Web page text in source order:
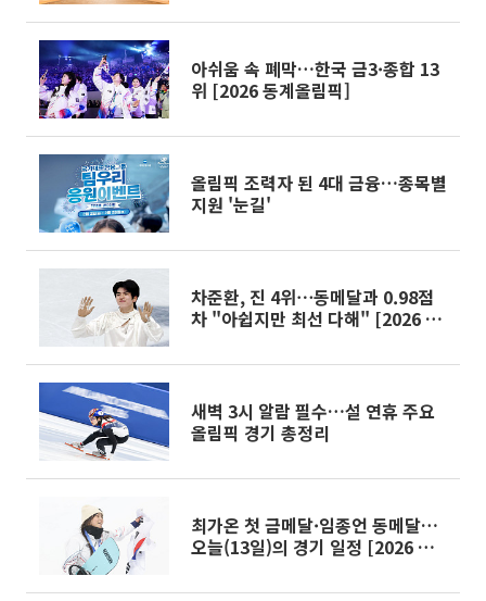
아쉬움 속 폐막…한국 금3·종합 13
위 [2026 동계올림픽]
올림픽 조력자 된 4대 금융…종목별
지원 '눈길'
차준환, 진 4위⋯동메달과 0.98점
차 "아쉽지만 최선 다해" [2026 동
새벽 3시 알람 필수…설 연휴 주요
올림픽 경기 총정리
최가온 첫 금메달·임종언 동메달…
오늘(13일)의 경기 일정 [2026 동